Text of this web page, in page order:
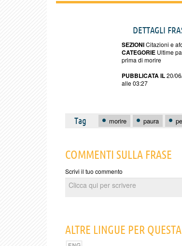
DETTAGLI
SEZIONICitazioni e
CATEGORIE Ultime
prima di morire
PUBBLICATA IL20/
alle 03:27
Tag morire paura
COMMENTI SULLA FRASE
Scrivi il tuo commento
ALTRE LINGUE PER